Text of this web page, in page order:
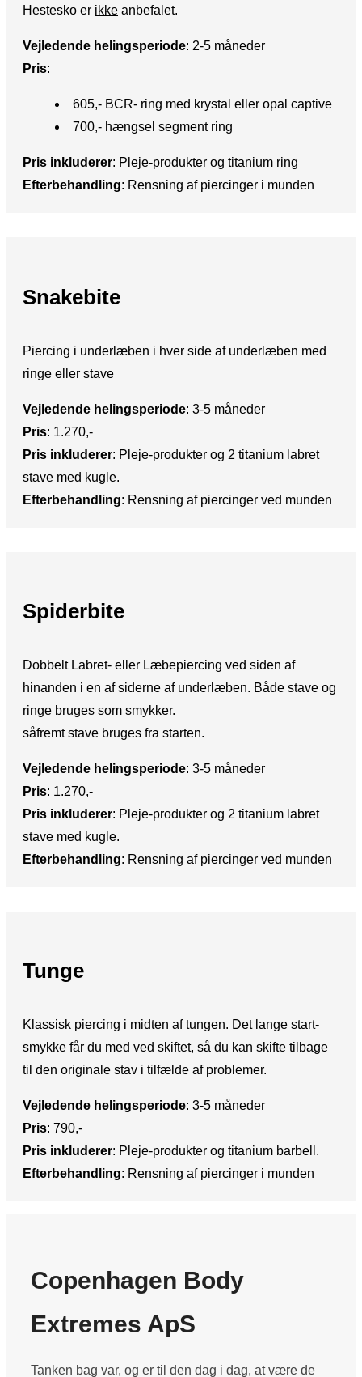
Hestesko er ikke anbefalet.
Vejledende helingsperiode: ​2-5 måneder
Pris:​
605,- BCR- ring med krystal eller opal captive
700,- hængsel segment ring
Pris inkluderer:​ Pleje-produkter og titanium ring
Efterbehandling:​ Rensning af piercinger i munden
Snakebite
Piercing i underlæben i hver side af underlæben med
ringe eller stave
Vejledende helingsperiode: ​3-5 måneder
Pris:​ 1.270,-
Pris inkluderer:​ Pleje-produkter og 2 titanium labret
stave med kugle.
Efterbehandling:​ Rensning af piercinger ved munden
Spiderbite
Dobbelt Labret- eller Læbepiercing ved siden af
hinanden i en af siderne af underlæben. Både stave og
ringe bruges som smykker.
såfremt stave bruges fra starten.
Vejledende helingsperiode: ​3-5 måneder
Pris:​ 1.270,-
Pris inkluderer: ​Pleje-produkter og 2 titanium labret
stave med kugle.
Efterbehandling:​ Rensning af piercinger ved munden
Tunge
Klassisk piercing i midten af tungen. Det lange start-
smykke får du med ved skiftet, så du kan skifte tilbage
til den originale stav i tilfælde af problemer.
Vejledende helingsperiode:​ 3-5 måneder
Pris:​ 790,-
Pris inkluderer:​ Pleje-produkter og titanium barbell.
Efterbehandling:​ Rensning af piercinger i munden
Copenhagen Body
Extremes ApS
Tanken bag var, og er til den dag i dag, at være de